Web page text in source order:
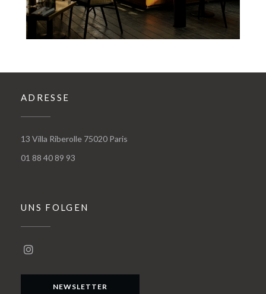
ADRESSE
13 Villa Riberolle 75020 Paris
01 88 40 89 93
UNS FOLGEN
NEWSLETTER